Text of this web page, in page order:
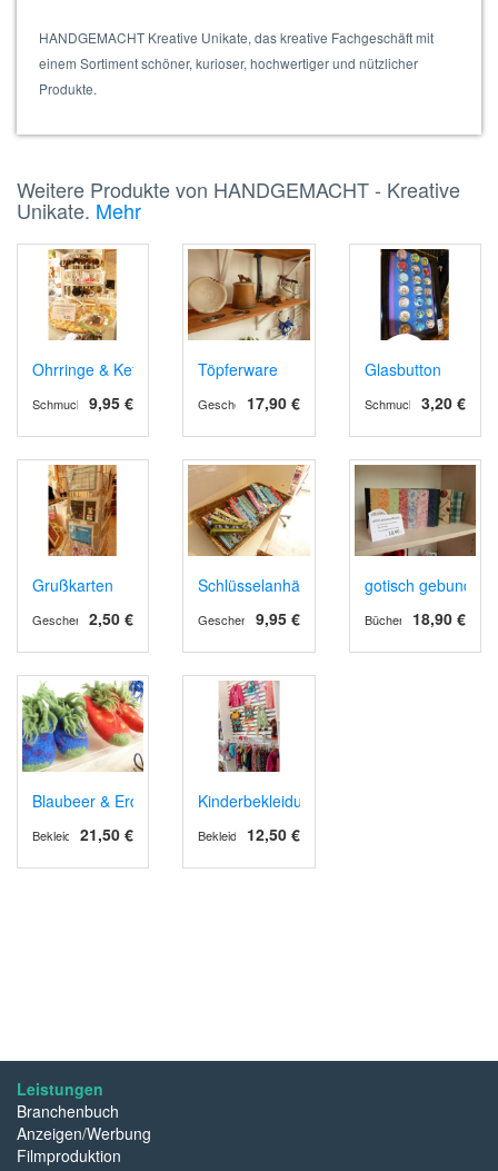
HANDGEMACHT Kreative Unikate, das kreative Fachgeschäft mit
einem Sortiment schöner, kurioser, hochwertiger und nützlicher
Produkte.
Weitere Produkte von HANDGEMACHT - Kreative
Unikate. Mehr
Ohrringe & Kettenanhänger (Schokoklunker)
9,95 €
Schmuck
Töpferware
17,90 €
Geschenk-Ideen
Glasbutton
3,20 €
Schmuck
Grußkarten
2,50 €
Geschenk-Ideen
Schlüsselanhänger
9,95 €
Geschenk-Ideen
gotisch
18,90 €
Bücher
Blaubeer & Erdbeer - Puschen
21,50 €
Bekleidung
Kinderbekleidung
12,50 €
Bekleidung
Leistungen
Branchenbuch
Anzeigen/Werbung
Filmproduktion